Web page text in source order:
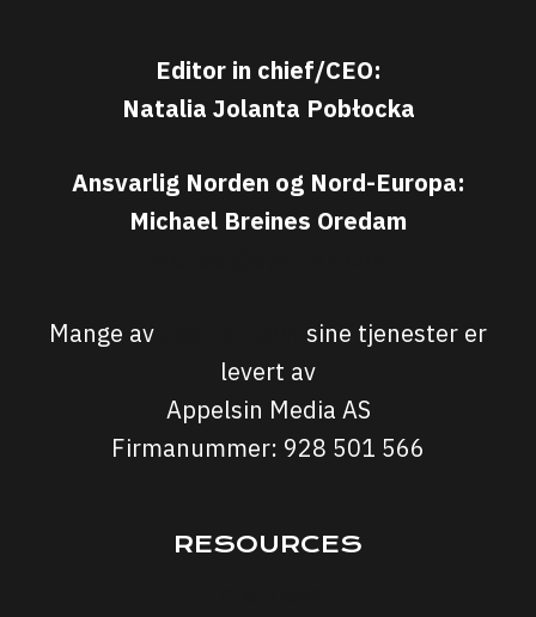
Editor in chief/CEO:
Natalia Jolanta Pobłocka
Ansvarlig Norden og Nord-Europa:
Michael Breines Oredam
Mange av
sine tjenester er
levert av
Appelsin Media AS
Firmanummer: 928 501 566
RESOURCES